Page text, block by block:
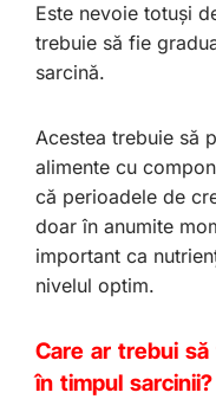
Este nevoie totuși
trebuie să fie
sarcină.
Acestea trebuie să
alimente cu
că perioadele de
doar în anumite
important ca
nivelul optim.
Care ar trebui
în timpul sarcinii?